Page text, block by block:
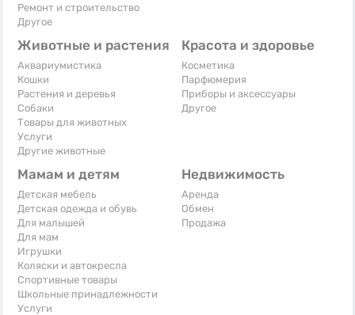
Ремонт и строительство
Другое
Животные и растения
Аквариумистика
Кошки
Растения и деревья
Собаки
Товары для животных
Услуги
Другие животные
Красота и здоровье
Косметика
Парфюмерия
Приборы и аксессуары
Другое
Мамам и детям
Детская мебель
Детская одежда и обувь
Для малышей
Для мам
Игрушки
Коляски и автокресла
Спортивные товары
Школьные принадлежности
Услуги
Недвижимость
Аренда
Обмен
Продажа